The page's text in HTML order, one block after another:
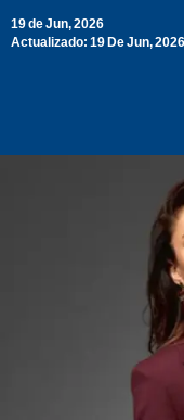
19 de Jun, 2026
Actualizado: 19 De Jun, 2026